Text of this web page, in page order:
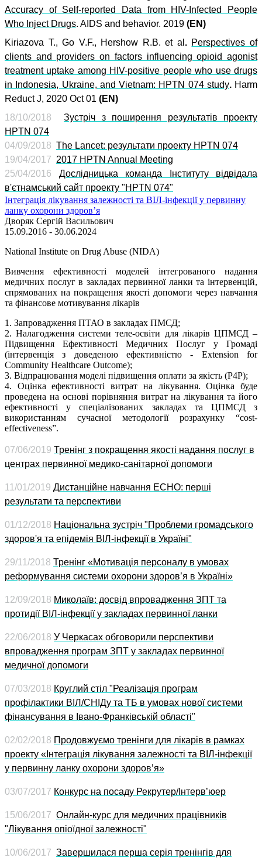
Accuracy of Self-reported Data from HIV-Infected People
Who Inject Drugs. AIDS and behavior. 2019 (EN)
Kiriazova T., Go V.F., Hershow R.B. et al . Perspectives of
clients and providers on factors influencing opioid agonist
treatment uptake among HIV-positive people who use drugs
in Indonesia, Ukraine, and Vietnam: HPTN 074 study. Harm
Reduct J, 2020 Oct 01 (EN)
18/10/2018 Зустріч з поширення результатів проекту
HPTN 074
04/09/2018 The Lancet: результати проекту HPTN 074
19/04/2017 2017 HPTN Annual Meeting
25/04/201 6
Дослідницька команда Інституту відвідала
в'єтнамський сайт проекту "HPTN 074"
Інтеграція лікування залежності та ВІЛ-інфекції у первинну
ланку охорони здоров’я
Дворяк Сергій Васильович
15.09.2016 - 30.06.2024
National Institute on Drug Abuse (NIDA)
Вивчення ефективності моделей інтегрованого надання
медичних послуг в закладах первинної ланки та інтервенцій,
спрямованих на покращення якості допомоги через навчання
та фінансове мотивування лікарів
1. Запровадження ПТАО в закладах ПМСД;
2. Налагодження системи теле-освіти для лікарів ЦПМСД –
Підвищення Ефективності Медичних Послуг у Громаді
(інтервенція з доведеною ефективністю - Extension for
Community Healthcare Outcome);
3. Відпрацювання моделі підвищення оплати за якість (P4P);
4. Оцінка ефективності витрат на лікування. Оцінка буде
проведена на основі порівняння витрат на лікування та його
ефективності у спеціалізованих закладах та ЦПМСД з
використанням сучасної методології розрахунку “cost-
effectiveness”.
07/06/2019 Тренінг з покращення якості надання послуг в
центрах первинної медико-санітарної допомоги
11/01/2019 Дистанційне навчання ECHO: перші
результати та перспективи
01/12/2018 Національна зустріч "Проблеми громадського
здоров'я та епідемія ВІЛ-інфекції в Україні"
29/11/2018 Тренінг «Мотивація персоналу в умовах
реформування системи охорони здоров’я в Україні»
12/09/2018 Миколаїв: досвід впровадження ЗПТ та
протидії ВІЛ-інфекції у закладах первинної ланки
22/06/2018 У Черкасах обговорили перспективи
впровадження програм ЗПТ у закладах первинної
медичної допомоги
07/03/2018 Круглий стіл "Реалізація програм
профілактики ВІЛ/СНІДу та ТБ в умовах нової системи
фінансування в Івано-Франківській області"
02/02/2018 Продовжуємо тренінги для лікарів в рамках
проекту «Інтеграція лікування залежності та ВІЛ-інфекції
у первинну ланку охорони здоров’я»
03/07/2017 Конкурс на посаду Рекрутер/Інтерв’юер
15/06/2017 Онлайн-курс для медичних працівників
"Лікування опіоїдної залежності"
10/06/2017 Завершилася перша серія тренінгів для